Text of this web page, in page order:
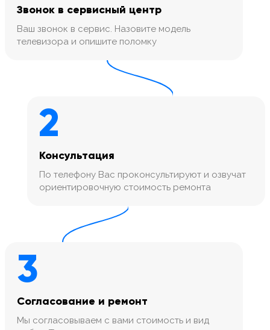
Звонок в сервисный центр
Ваш звонок в сервис. Назовите модель
телевизора и опишите поломку
2
Консультация
По телефону Вас проконсультируют и озвучат
ориентировочную стоимость ремонта
3
Согласование и ремонт
Мы согласовываем с вами стоимость и вид